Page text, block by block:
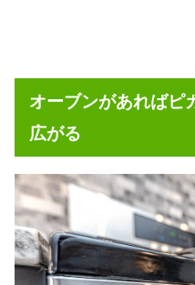
オーブンがあればピ
広がる